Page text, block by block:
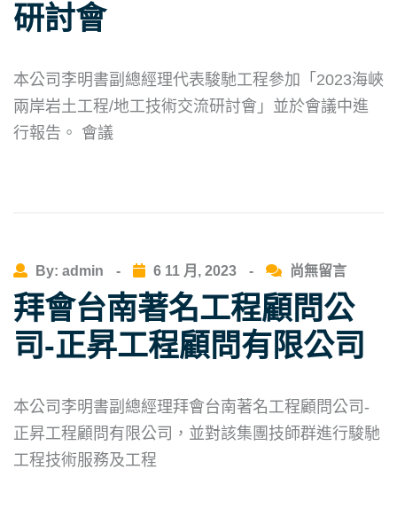
研討會
本公司李明書副總經理代表駿馳工程參加「2023海峽
兩岸岩土工程/地工技術交流研討會」並於會議中進
行報告。 會議
By: admin - 6 11 月, 2023 - 尚無留言
拜會台南著名工程顧問公
司-正昇工程顧問有限公司
本公司李明書副總經理拜會台南著名工程顧問公司-
正昇工程顧問有限公司，並對該集團技師群進行駿馳
工程技術服務及工程